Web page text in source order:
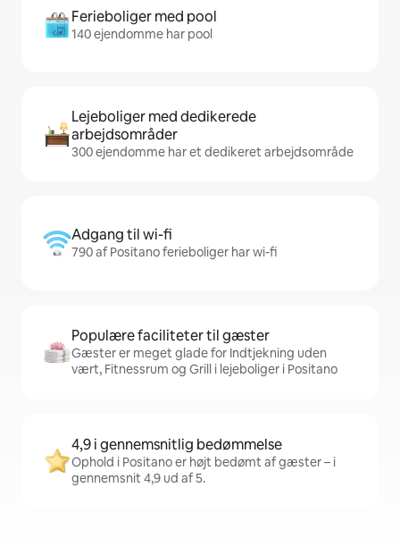
Ferieboliger med pool
140 ejendomme har pool
Lejeboliger med dedikerede
arbejdsområder
300 ejendomme har et dedikeret arbejdsområde
Adgang til wi-fi
790 af Positano ferieboliger har wi-fi
Populære faciliteter til gæster
Gæster er meget glade for Indtjekning uden
vært, Fitnessrum og Grill i lejeboliger i Positano
4,9 i gennemsnitlig bedømmelse
Ophold i Positano er højt bedømt af gæster – i
gennemsnit 4,9 ud af 5.